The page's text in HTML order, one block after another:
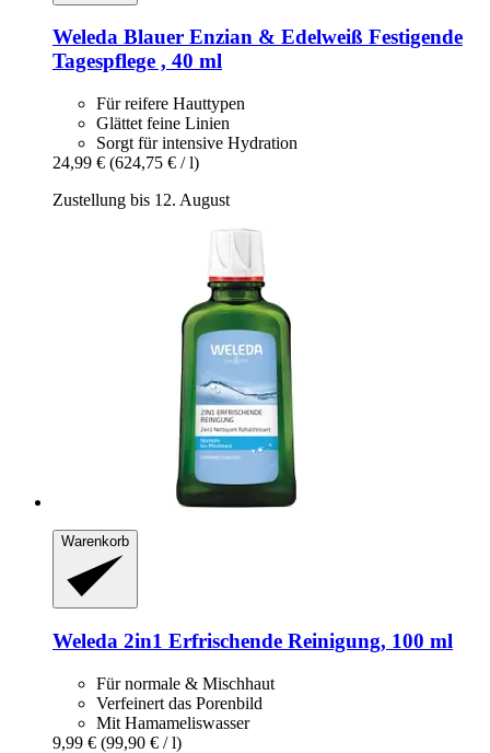
Weleda Blauer Enzian & Edelweiß Festigende
Tagespflege , 40 ml
Für reifere Hauttypen
Glättet feine Linien
Sorgt für intensive Hydration
24,99 € (624,75 € / l)
Zustellung bis 12. August
Warenkorb
Weleda 2in1 Erfrischende Reinigung, 100 ml
Für normale & Mischhaut
Verfeinert das Porenbild
Mit Hamameliswasser
9,99 € (99,90 € / l)